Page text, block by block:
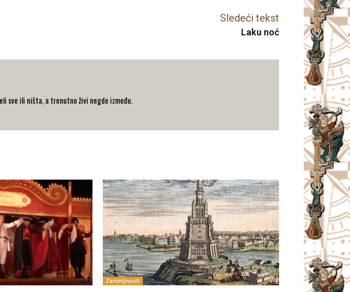
Sledeći tekst
Laku noć
sve ili ništa, a trenutno živi negde između.
Zanimljivosti